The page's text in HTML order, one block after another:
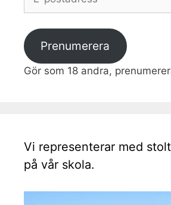
postadress
Prenumerera
Gör som 18 andra,
Vi representerar med
på vår skola.